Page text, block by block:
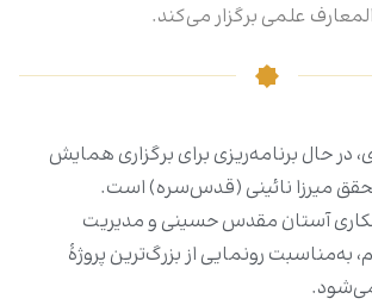
علمی برگزار می‌کند.
حال برنامه‌ریزی برای برگزاری همایش
میرزا نائینی ‌(قدس‌سره) است.
آستان مقدس حسینی و مدیریت
به‌مناسبت رونمایی از بزرگ‌ترین پروژهٔ